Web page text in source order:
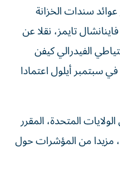
سندات الخزانة
تايمز، نقلا عن
الفيدرالي كيفن
سبتمبر أيلول اعتمادا
المتحدة، المقرر
مزيدا من المؤشرات حول